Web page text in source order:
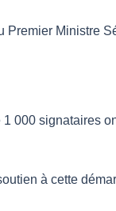
Ministre
000
à cette